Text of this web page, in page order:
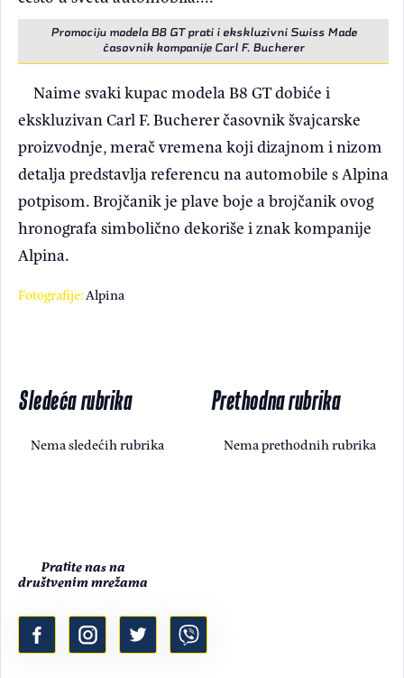
Promociju modela B8 GT prati i ekskluzivni Swiss Made
časovnik kompanije Carl F. Bucherer
Naime svaki kupac modela B8 GT dobiće i
ekskluzivan Carl F. Bucherer časovnik švajcarske
proizvodnje, merač vremena koji dizajnom i nizom
detalja predstavlja referencu na automobile s Alpina
potpisom. Brojčanik je plave boje a brojčanik ovog
hronografa simbolično dekoriše i znak kompanije
Alpina.
Fotografije:Alpina
Sledeća rubrika
Nema sledećih rubrika
Prethodna rubrika
Nema prethodnih rubrika
Pratite nas na
društvenim mrežama